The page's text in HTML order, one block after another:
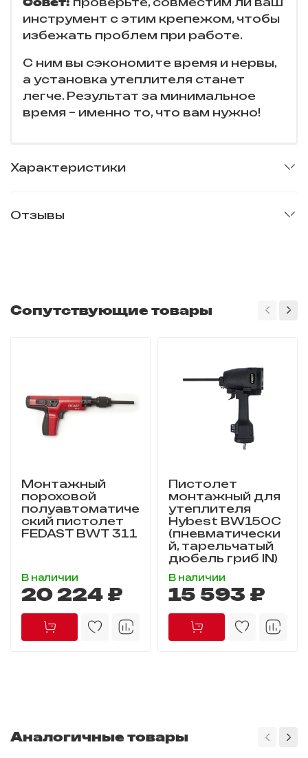
инструмент с этим крепежом, чтобы
избежать проблем при работе.
С ним вы сэкономите время и нервы,
а установка утеплителя станет
легче. Результат за минимальное
время – именно то, что вам нужно!
Характеристики
Отзывы
Сопутствующие товары
Монтажный
пороховой
полуавтоматиче
ский пистолет
FEDAST BWT 311
В наличии
20 224 ₽
Пистолет
монтажный для
утеплителя
Hybest BW150C
(пневматически
й, тарельчатый
дюбель гриб IN)
В наличии
15 593 ₽
Аналогичные товары